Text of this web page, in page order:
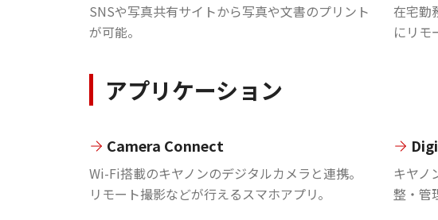
SNSや写真共有サイトから写真や文書のプリント
が可能。
在宅勤
にリモ
アプリケーション
Camera Connect
Wi-Fi搭載のキヤノンのデジタルカメラと連携。
リモート撮影などが行えるスマホアプリ。
キヤノ
整・管